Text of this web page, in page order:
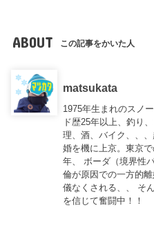
ABOUT この記事をかいた人
matsukata
1975年生まれのスノ
ド歴25年以上、釣り
理、酒、バイク、、
婚を機に上京。東京
年、 ボーダ（境界性
倫が原因での一方的
儀なくされる、、 そ
を信じて奮闘中！！